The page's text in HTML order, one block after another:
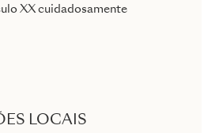
XX cuidadosamente
LOCAIS